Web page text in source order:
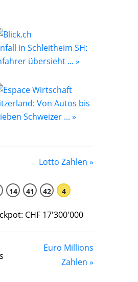
in Schleitheim SH:
übersieht ... »
Von Autos bis
Schweizer ... »
Lotto Zahlen »
14 41 42 4
CHF 17'300'000
Euro Millions
Zahlen »